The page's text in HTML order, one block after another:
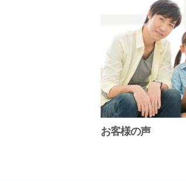
お客様の声